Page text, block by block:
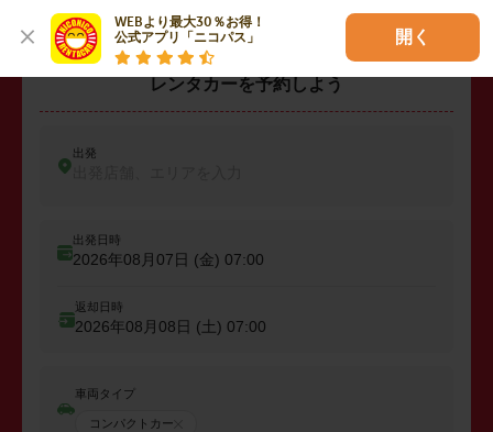
WEBより最大30％お得！
公式アプリ「ニコパス」
開く
レンタカーを予約しよう
出発
出発日時
2026年08月07日 (金) 07:00
返却日時
2026年08月08日 (土) 07:00
車両タイプ
コンパクトカー